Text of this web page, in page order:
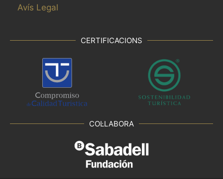
Avís Legal
CERTIFICACIONS
COL·LABORA